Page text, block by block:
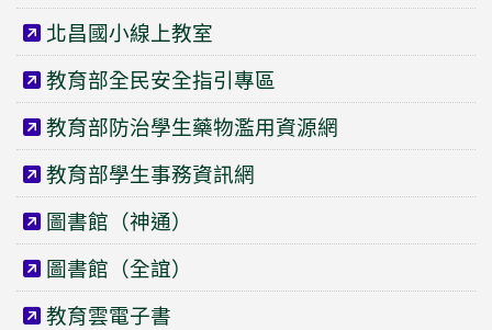
北昌國小線上教室
教育部全民安全指引專區
教育部防治學生藥物濫用資源網
教育部學生事務資訊網
圖書館（神通）
圖書館（全誼）
教育雲電子書